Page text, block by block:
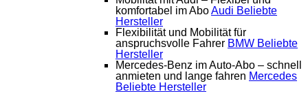
komfortabel im AboAudi Beliebte
Hersteller
Flexibilität und Mobilität für
anspruchsvolle Fahrer BMW Beliebte
Hersteller
Mercedes-Benz im Auto-Abo – schnell
anmieten und lange fahren Mercedes
Beliebte Hersteller